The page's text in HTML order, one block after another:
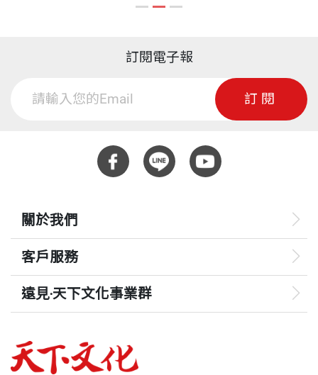
訂閱電子報
訂閱
關於我們
客戶服務
遠見‧天下文化事業群
哈佛商業評論